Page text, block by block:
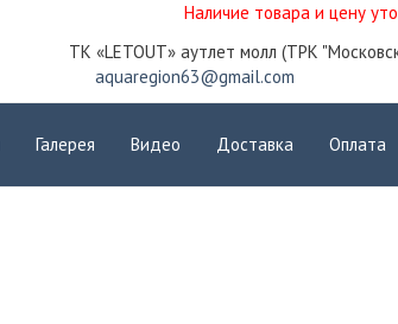
Наличие товара и цену
ТК «LETOUT» аутлет молл (ТРК
aquaregion63@gmail.com
Галерея Видео Доставка Оплата